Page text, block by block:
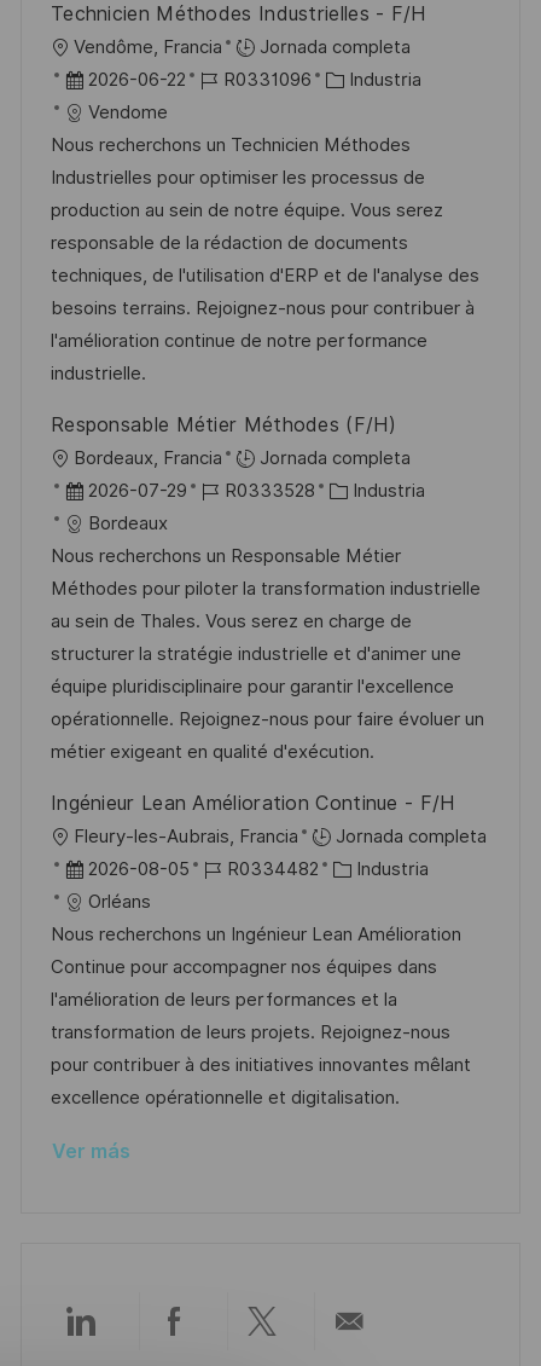
l
i
c
a
c
i
ó
n
Technicien Méthodes Industrielles - F/H
U
b
c
a
c
i
ó
n
Vendôme, Francia
Jornada completa
F
e
c
h
a
d
e
p
u
b
i
c
a
c
i
ó
n
2026-06-22
I
d
e
e
m
p
l
e
R0331096
C
t
e
g
o
r
í
a
Industria
Vendome
Nous recherchons un Technicien Méthodes
Industrielles pour optimiser les processus de
production au sein de notre équipe. Vous serez
responsable de la rédaction de documents
techniques, de l'utilisation d'ERP et de l'analyse des
besoins terrains. Rejoignez-nous pour contribuer à
l'amélioration continue de notre performance
industrielle.
Responsable Métier Méthodes (F/H)
U
b
c
a
c
i
ó
n
Bordeaux, Francia
Jornada completa
F
e
c
h
a
d
e
p
u
l
i
c
a
c
i
ó
n
2026-07-29
I
d
e
e
m
p
l
e
R0333528
C
t
e
g
o
r
í
a
Industria
Bordeaux
Nous recherchons un Responsable Métier
Méthodes pour piloter la transformation industrielle
au sein de Thales. Vous serez en charge de
structurer la stratégie industrielle et d'animer une
équipe pluridisciplinaire pour garantir l'excellence
opérationnelle. Rejoignez-nous pour faire évoluer un
métier exigeant en qualité d'exécution.
Ingénieur Lean Amélioration Continue - F/H
U
b
c
a
c
i
ó
n
Fleury-les-Aubrais, Francia
Jornada completa
F
e
c
h
a
d
e
p
b
2026-08-05
I
d
e
e
m
p
l
R0334482
C
t
e
g
o
r
í
Industria
Orléans
Nous recherchons un Ingénieur Lean Amélioration
Continue pour accompagner nos équipes dans
l'amélioration de leurs performances et la
transformation de leurs projets. Rejoignez-nous
pour contribuer à des initiatives innovantes mêlant
excellence opérationnelle et digitalisation.
Ver más
CompartirCompartirCompartir